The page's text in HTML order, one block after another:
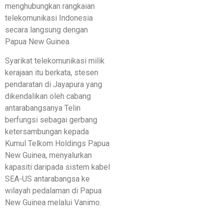
menghubungkan rangkaian
telekomunikasi Indonesia
secara langsung dengan
Papua New Guinea.
Syarikat telekomunikasi milik
kerajaan itu berkata, stesen
pendaratan di Jayapura yang
dikendalikan oleh cabang
antarabangsanya Telin
berfungsi sebagai gerbang
ketersambungan kepada
Kumul Telkom Holdings Papua
New Guinea, menyalurkan
kapasiti daripada sistem kabel
SEA-US antarabangsa ke
wilayah pedalaman di Papua
New Guinea melalui Vanimo.